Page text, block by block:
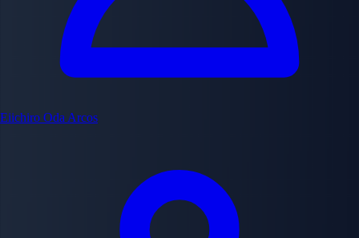
Eiichiro Oda Arcos